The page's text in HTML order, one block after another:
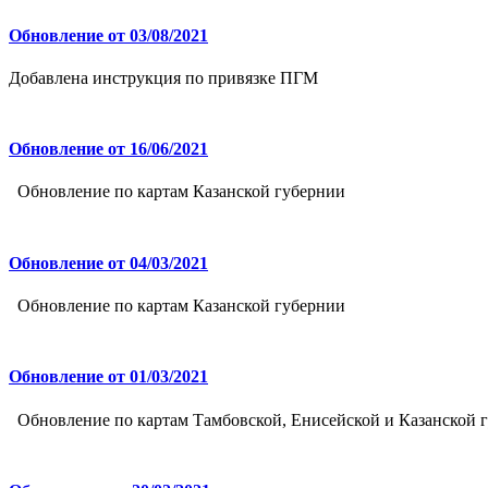
Обновление от 03/08/2021
Добавлена инструкция по привязке ПГМ
Обновление от 16/06/2021
Обновление по картам Казанской губернии
Обновление от 04/03/2021
Обновление по картам Казанской губернии
Обновление от 01/03/2021
Обновление по картам Тамбовской, Енисейской и Казанской